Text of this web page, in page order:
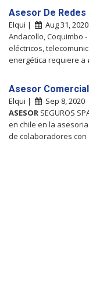
Asesor De Redes
Elqui |
Aug 31, 2020
Andacollo, Coquimbo
eléctricos,
energética requiere a
Asesor
Elqui | Sep 8, 2020
ASESOR SEGUROS
en chile en la
de colaboradores